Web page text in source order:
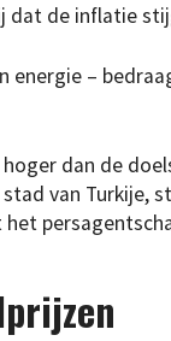
dat de inflatie
energie –
dan de
van Turkije,